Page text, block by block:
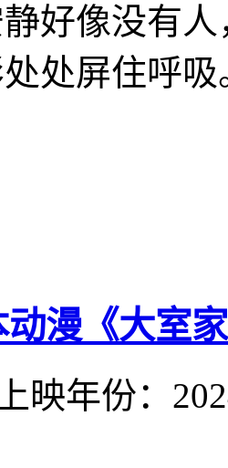
好像没有
处屏住呼
动漫《大室
上映年份：